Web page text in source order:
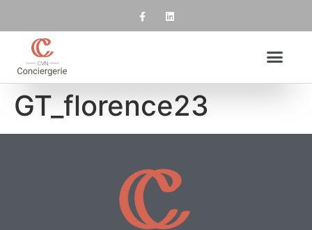
GT_florence23